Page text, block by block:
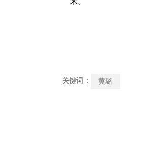
关键词： 黄璐